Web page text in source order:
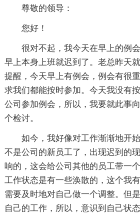
尊敬的领导：
您好！
很对不起，我今天在早上的例
早上本身上班就迟到了。老总昨天
提醒，今天早上有例会，例会有很
求我们都能按时参加。今天我没有
公司参加例会，所以，我要就此事
个检讨。
如今，我好像对工作渐渐地开
不是公司的新员工了，出现迟到的
响的，这会给公司其他的员工带一
工作状态是有一些涣散的，这个我
需要及时地对自己做一个调整。但
自己的工作，所以，意识到自己状